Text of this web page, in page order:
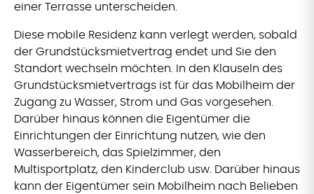
einer Terrasse unterscheiden.
Diese mobile Residenz kann verlegt werden, sobald
der Grundstücksmietvertrag endet und Sie den
Standort wechseln möchten. In den Klauseln des
Grundstücksmietvertrags ist für das Mobilheim der
Zugang zu Wasser, Strom und Gas vorgesehen.
Darüber hinaus können die Eigentümer die
Einrichtungen der Einrichtung nutzen, wie den
Wasserbereich, das Spielzimmer, den
Multisportplatz, den Kinderclub usw. Darüber hinaus
kann der Eigentümer sein Mobilheim nach Belieben